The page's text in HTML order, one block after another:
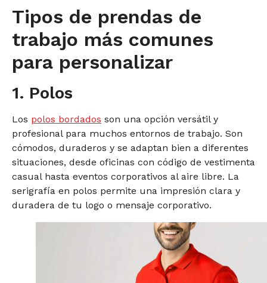
Tipos de prendas de
trabajo más comunes
para personalizar
1. Polos
Los polos bordados son una opción versátil y
profesional para muchos entornos de trabajo. Son
cómodos, duraderos y se adaptan bien a diferentes
situaciones, desde oficinas con código de vestimenta
casual hasta eventos corporativos al aire libre. La
serigrafía en polos permite una impresión clara y
duradera de tu logo o mensaje corporativo.